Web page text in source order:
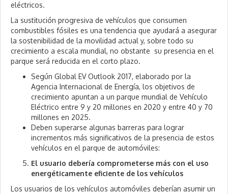
eléctricos.
La sustitución progresiva de vehículos que consumen
combustibles fósiles es una tendencia que ayudará a asegurar
la sostenibilidad de la movilidad actual y, sobre todo su
crecimiento a escala mundial, no obstante su presencia en el
parque será reducida en el corto plazo.
Según Global EV Outlook 2017, elaborado por la
Agencia Internacional de Energía, los objetivos de
crecimiento apuntan a un parque mundial de Vehículo
Eléctrico entre 9 y 20 millones en 2020 y entre 40 y 70
millones en 2025.
Deben superarse algunas barreras para lograr
incrementos más significativos de la presencia de estos
vehículos en el parque de automóviles:
El usuario debería comprometerse más con el uso
energéticamente eficiente de los vehículos
Los usuarios de los vehículos automóviles deberían asumir un